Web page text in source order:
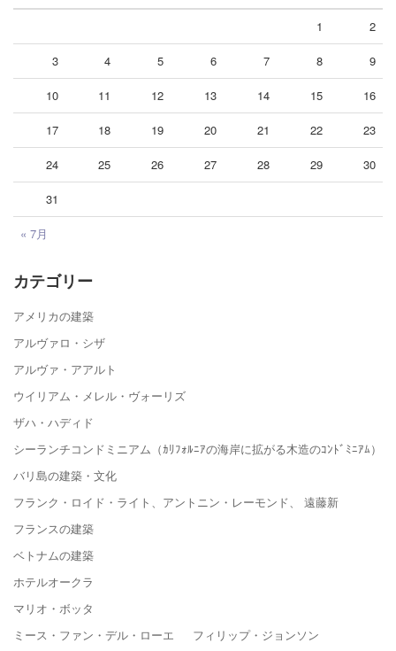
« 7月
1 2
3 4 5 6 7 8 9
10 11 12 13 14 15 16
17 18 19 20 21 22 23
24 25 26 27 28 29 30
31
カテゴリー
アメリカの建築
アルヴァロ・シザ
アルヴァ・アアルト
ウイリアム・メレル・ヴォーリズ
ザハ・ハディド
シーランチコンドミニアム（ｶﾘﾌｫﾙﾆｱの海岸に拡がる木造のｺﾝﾄﾞﾐﾆｱﾑ）
バリ島の建築・文化
フランク・ロイド・ライト、アントニン・レーモンド、 遠藤新
フランスの建築
ベトナムの建築
ホテルオークラ
マリオ・ボッタ
ミース・ファン・デル・ローエ フィリップ・ジョンソン